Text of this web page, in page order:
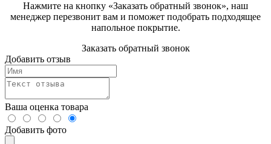
Нажмите на кнопку «Заказать обратный звонок», наш
менеджер перезвонит вам и поможет подобрать подходящее
напольное покрытие.
Заказать обратный звонок
Добавить отзыв
Ваша оценка товара
Добавить фото